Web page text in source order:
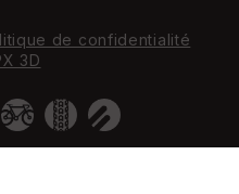
de confidentialité
3D